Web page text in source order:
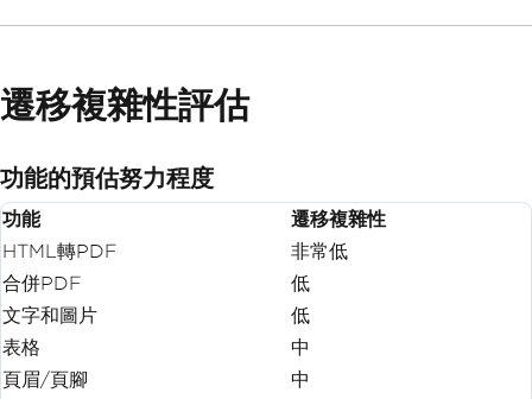
遷移複雜性評估
功能的預估努力程度
功能
遷移複雜性
HTML轉PDF
非常低
合併PDF
低
文字和圖片
低
表格
中
頁眉/頁腳
中